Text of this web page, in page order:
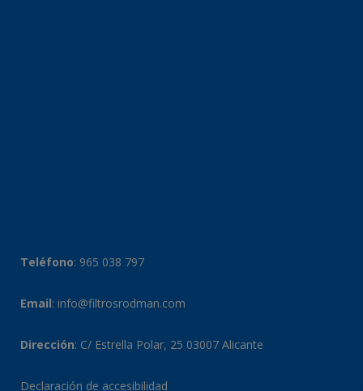
Teléfono: 965 038 797
Email: info@filtrosrodman.com
Dirección: C/ Estrella Polar, 25 03007 Alicante
Declaración de accesibilidad